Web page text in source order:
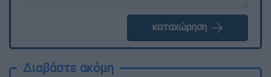
καταχώρηση
Διαβάστε ακόμη